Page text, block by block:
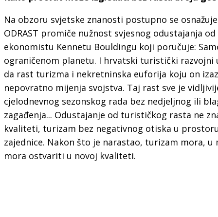
Na obzoru svjetske znanosti postupno se
ODRAST promiče nužnost svjesnog odustajanja
ekonomistu Kennetu Bouldingu koji poručuje:
ograničenom planetu. I hrvatski turistički
da rast turizma i nekretninska euforija koju on
nepovratno mijenja svojstva. Taj rast sve je
cjelodnevnog sezonskog rada bez nedjeljnog ili
zagađenja... Odustajanje od turističkog rasta ne
kvaliteti, turizam bez negativnog otiska u
zajednice. Nakon što je narastao, turizam mora,
mora ostvariti u novoj kvaliteti.